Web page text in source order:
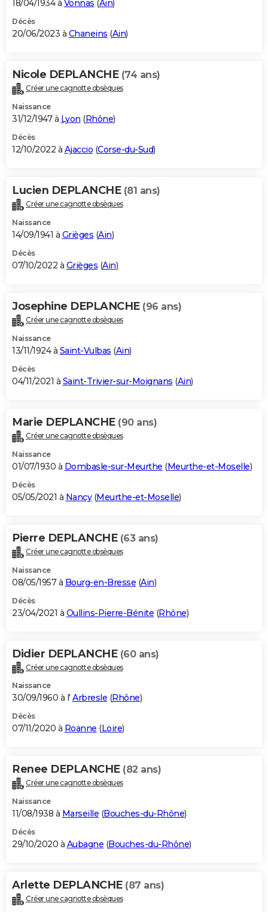
18/04/1934 à Vonnas (Ain)
Décès
20/06/2023 à Chaneins (Ain)
Nicole DEPLANCHE (74 ans)
Créer une cagnotte obsèques
Naissance
31/12/1947 à Lyon (Rhône)
Décès
12/10/2022 à Ajaccio (Corse-du-Sud)
Lucien DEPLANCHE (81 ans)
Créer une cagnotte obsèques
Naissance
14/09/1941 à Grièges (Ain)
Décès
07/10/2022 à Grièges (Ain)
Josephine DEPLANCHE (96 ans)
Créer une cagnotte obsèques
Naissance
13/11/1924 à Saint-Vulbas (Ain)
Décès
04/11/2021 à Saint-Trivier-sur-Moignans (Ain)
Marie DEPLANCHE (90 ans)
Créer une cagnotte obsèques
Naissance
01/07/1930 à Dombasle-sur-Meurthe (Meurthe-et-Moselle)
Décès
05/05/2021 à Nancy(Meurthe-et-Moselle)
Pierre DEPLANCHE (63 ans)
Créer une cagnotte obsèques
Naissance
08/05/1957 à Bourg-en-Bresse (Ain)
Décès
23/04/2021 à Oullins-Pierre-Bénite (Rhône)
Didier DEPLANCHE (60 ans)
Créer une cagnotte obsèques
Naissance
30/09/1960 à l' Arbresle (Rhône)
Décès
07/11/2020 à Roanne (Loire)
Renee DEPLANCHE (82 ans)
Créer une cagnotte obsèques
Naissance
11/08/1938 à Marseille (Bouches-du-Rhône)
Décès
29/10/2020 à Aubagne (Bouches-du-Rhône)
Arlette DEPLANCHE (87 ans)
Créer une cagnotte obsèques